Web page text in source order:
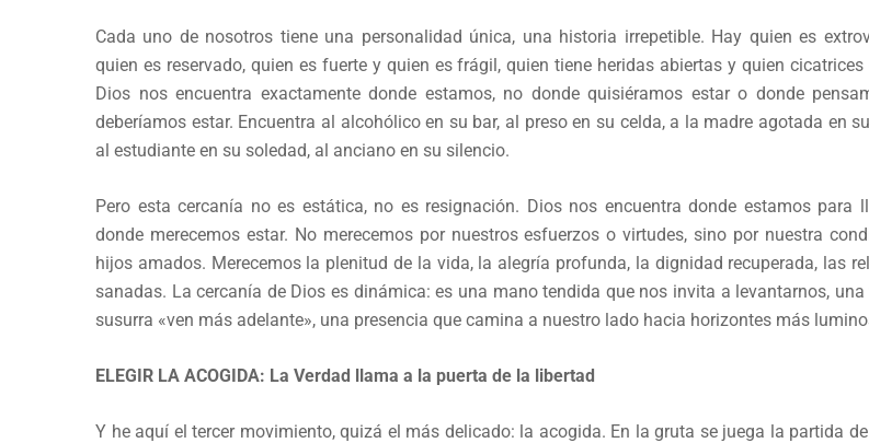
Cada uno de nosotros tiene una personalidad única, una historia irrepetible. Hay quien es
quien es reservado, quien es fuerte y quien es frágil, quien tiene heridas abiertas y quien cicatrices
Dios nos encuentra exactamente donde estamos, no donde quisiéramos estar o donde
deberíamos estar. Encuentra al alcohólico en su bar, al preso en su celda, a la madre agotada en
al estudiante en su soledad, al anciano en su silencio.
Pero esta cercanía no es estática, no es resignación. Dios nos encuentra donde estamos para
donde merecemos estar. No merecemos por nuestros esfuerzos o virtudes, sino por nuestra
hijos amados. Merecemos la plenitud de la vida, la alegría profunda, la dignidad recuperada, las
sanadas. La cercanía de Dios es dinámica: es una mano tendida que nos invita a levantarnos, una
susurra «ven más adelante», una presencia que camina a nuestro lado hacia horizontes más
ELEGIR LA ACOGIDA: La Verdad llama a la puerta de la libertad
Y he aquí el tercer movimiento, quizá el más delicado: la acogida. En la gruta se juega la partida